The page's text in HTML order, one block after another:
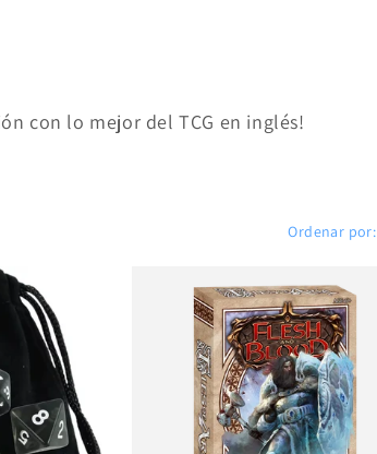
con lo mejor del TCG en inglés!
Ordenar por: